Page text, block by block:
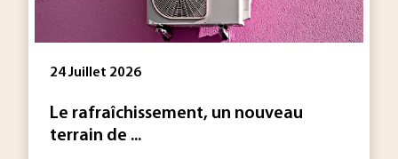
24 Juillet 2026
Le rafraîchissement, un nouveau
terrain de ...